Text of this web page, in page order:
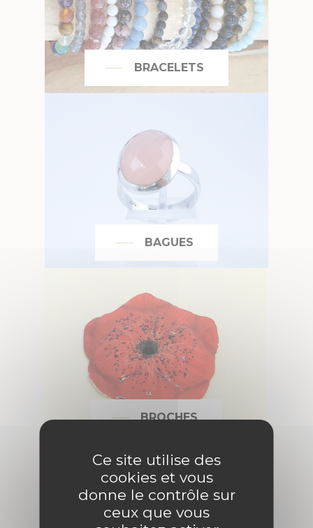
BRACELETS
BAGUES
BROCHES
Ce site utilise des
cookies et vous
donne le contrôle sur
ceux que vous